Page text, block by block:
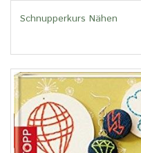
Schnupperkurs Nähen